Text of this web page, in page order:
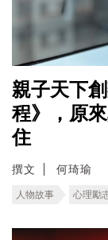
親子天下
程》，原
住
撰文 何琦瑜
人物故事 心理勵